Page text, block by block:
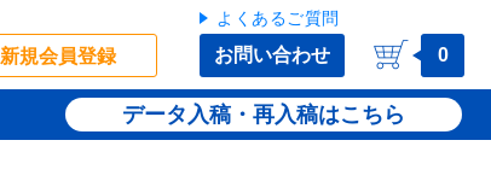
新規会員登録
よくあるご質問
お問い合わせ 0
データ入稿・再入稿